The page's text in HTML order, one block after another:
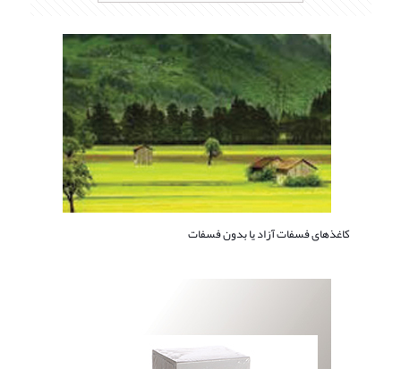
کاغذهای فسفات آزاد یا بدون فسفات